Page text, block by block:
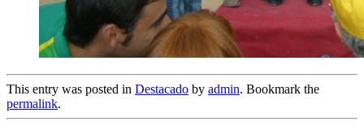
This entry was posted in Destacado by admin. Bookmark the
permalink.